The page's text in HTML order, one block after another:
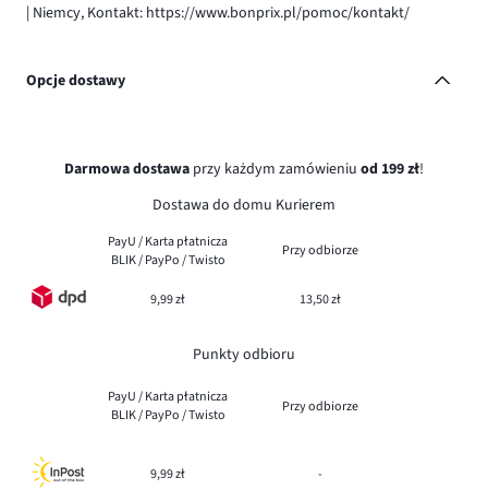
| Niemcy, Kontakt: https://www.bonprix.pl/pomoc/kontakt/
Opcje dostawy
Darmowa dostawa przy każdym zamówieniu od 199 zł!
Dostawa do domu Kurierem
PayU / Karta płatnicza
BLIK / PayPo / Twisto
Przy odbiorze
9,99 zł 13,50 zł
Punkty odbioru
PayU / Karta płatnicza
BLIK / PayPo / Twisto
Przy odbiorze
9,99 zł -